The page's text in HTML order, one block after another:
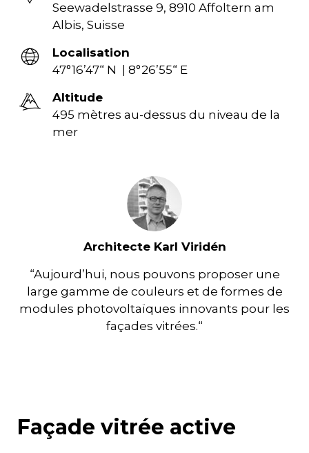
Seewadelstrasse 9, 8910 Affoltern am
Albis, Suisse
Localisation
47°16’47“ N | 8°26’55“ E
Altitude
495 mètres au-dessus du niveau de la
mer
Architecte Karl Viridén
“Aujourd’hui, nous pouvons proposer une
large gamme de couleurs et de formes de
modules photovoltaïques innovants pour les
façades vitrées.“
Façade vitrée active